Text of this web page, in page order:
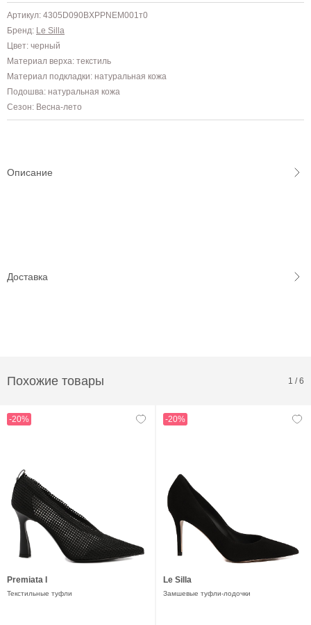
Артикул: 4305D090BXPPNEM001т0
Бренд: Le Silla
Цвет: черный
Материал верха: текстиль
Материал подкладки: натуральная кожа
Подошва: натуральная кожа
Сезон: Весна-лето
Описание
Доставка
Похожие товары 1 /6
-20%
Premiata I
Текстильные туфли
-20%
Le Silla
Замшевые туфли-лодочки